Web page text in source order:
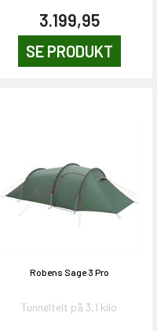
3.199,95
SE PRODUKT
Robens Sage 3 Pro
Tunneltelt på 3,1 kilo